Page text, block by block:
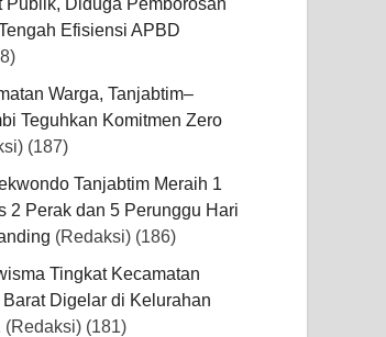
Publik, Diduga Pemborosan
Efisiensi APBD
Warga, Tanjabtim–
Teguhkan Komitmen Zero
(187)
Tanjabtim Meraih 1
2 Perak dan 5 Perunggu Hari
(Redaksi) (186)
Tingkat Kecamatan
Digelar di Kelurahan
(Redaksi) (181)